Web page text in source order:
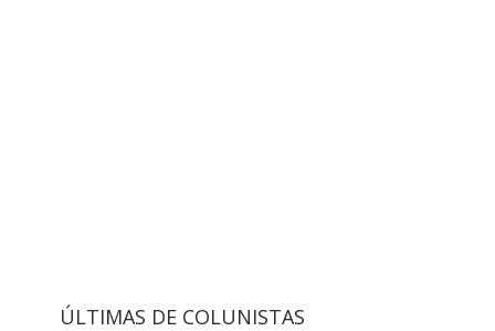
ÚLTIMAS DE COLUNISTAS